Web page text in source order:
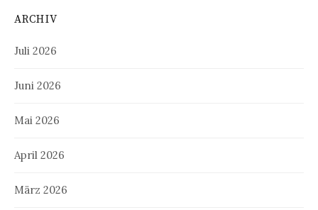
ARCHIV
Juli 2026
Juni 2026
Mai 2026
April 2026
März 2026